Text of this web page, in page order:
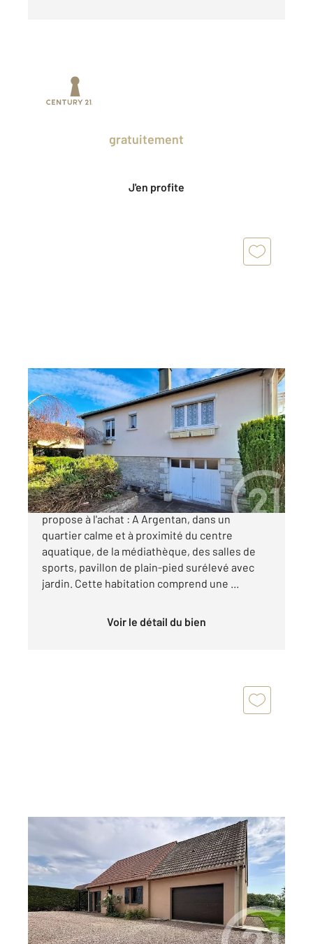
gratuitement
J'en profite
ARGENTAN 61
66 m2, 4 pièces
Ref : 12795
Maison à vendre
111 900 €
Votre agence CENTURY 21 ML Immobilier vous
propose à l'achat : A Argentan, dans un
quartier calme et à proximité du centre
aquatique, de la médiathèque, des salles de
sports, pavillon de plain-pied surélevé avec
jardin. Cette habitation comprend une ...
Voir le détail du bien
108,40 m
Ref : 13062
Maison à vendre
207 600 €